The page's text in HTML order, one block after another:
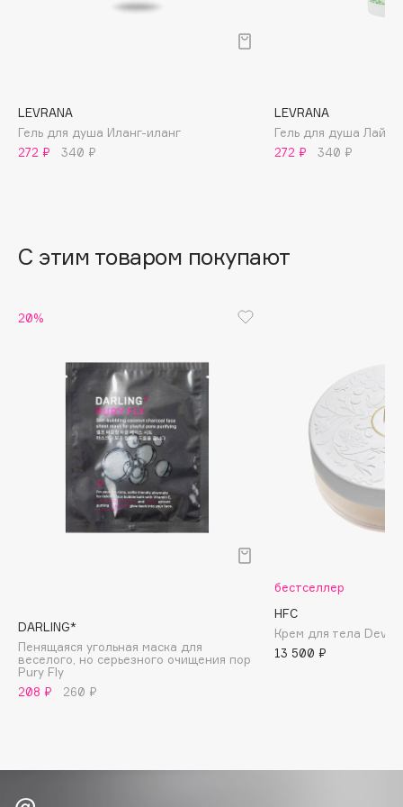
Banderas
Basicare
Beautyblades
НОВИНКА
Bioderma
Boadicea The Victorious
Brunello Cucinelli
Bvlgari
by TERRY
LEVRANA
Гель для душа Иланг-иланг
272 ₽
340 ₽
LEVRANA
Гель для душа Лайм
272 ₽
340 ₽
С этим товаром покупают
20%
DARLING*
Пенящаяся угольная маска для
веселого, но серьезного очищения пор
Pury Fly
208 ₽
260 ₽
бестселлер
HFC
Крем для тела
13 500 ₽